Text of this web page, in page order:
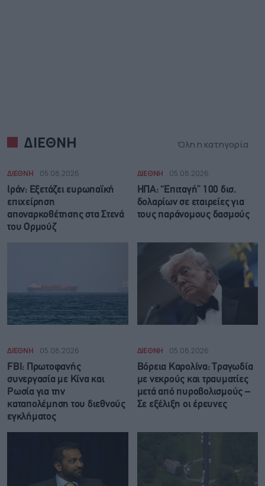
ΔΙΕΘΝΗ Όλη η κατηγορία
ΔΙΕΘΝΗ 05.08.2026
Ιράν: Eξετάζει ευρωπαϊκή
επιχείρηση
αποναρκοθέτησης στα Στενά
του Ορμούζ
ΔΙΕΘΝΗ 05.08.2026
ΗΠΑ: “Επιταγή” 100 δισ.
δολαρίων σε εταιρείες για
τους παράνομους δασμούς
ΔΙΕΘΝΗ 05.08.2026
FBI: Πρωτοφανής
συνεργασία με Κίνα και
Ρωσία για την
καταπολέμηση του διεθνούς
εγκλήματος
ΔΙΕΘΝΗ 05.08.2026
Βόρεια Καρολίνα: Τραγωδία
με νεκρούς και τραυματίες
μετά από πυροβολισμούς –
Σε εξέλιξη οι έρευνες